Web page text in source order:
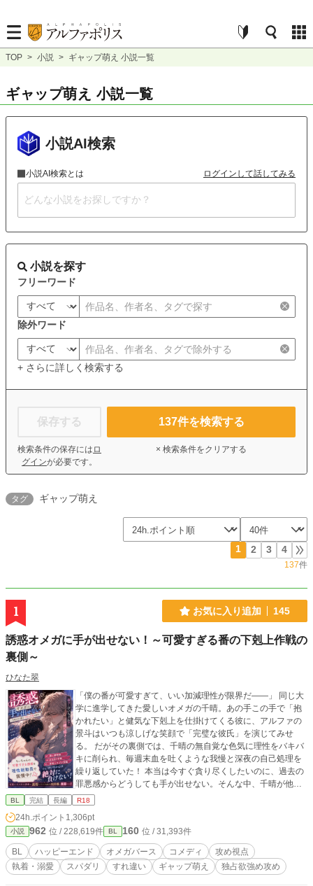
TOP > 小説 > ギャップ萌え 小説一覧
ギャップ萌え 小説一覧
小説AI検索
小説AI検索とは ログインして話してみる
小説を探す
フリーワード
除外ワード
+ さらに詳しく検索する
保存する
検索条件の保存には ロ
グインが必要です。
137件を検索する
× 検索条件をクリアする
タグ ギャップ萌え
1 2 3 4
137件
1 お気に入り追加 145
誘惑オメガに手が出せない！～可愛すぎる番の下剋上作戦の
裏側～
ひなた翠
「僕の番が可愛すぎて、いい加減理性が限界だ――」 同じ大
学に進学してきた愛しいオメガの千晴。あの手この手で「抱
かれたい」と健気な下剋上を仕掛けてくる彼に、アルファの
景斗はいつも涼しげな笑顔で「完璧な彼氏」を演じてみせ
る。 だがその裏側では、千晴の無自覚な色気に理性をバキバ
キに削られ、毎週末血を吐くような我慢と深夜の自己処理を
繰り返していた！ 本当は今すぐ貪り尽くしたいのに、過去の
罪悪感からどうしても手が出せない。そんな中、千晴が他の
アルファに連れ去られそうになり、景斗の狂気的な独占欲が
抜くスパダリアルファの悶絶裏側視点、開幕！ この物語は
『溺愛アルファに抱かれたい！～オメガの勘違い下剋上～』
の景斗視点になります。
BL 完結 長編 R18
24h.ポイント 1,306pt
小説 962 位 / 228,619件 BL 160 位 / 31,393件
BL ハッピーエンド オメガバース コメディ
攻め視点
執着・溺愛
スパダリ すれ違い ギャップ萌え 独占欲強め攻め